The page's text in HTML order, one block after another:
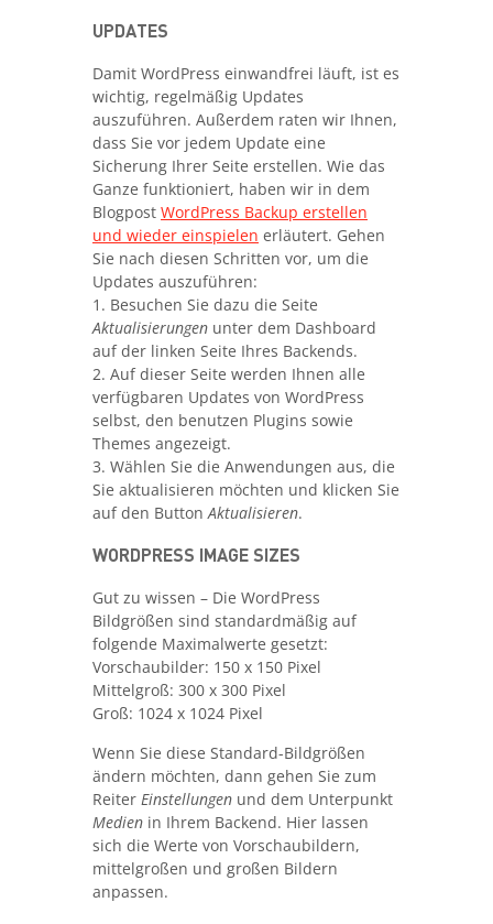
UPDATES
Damit WordPress einwandfrei läuft, ist es
wichtig, regelmäßig Updates
auszuführen. Außerdem raten wir Ihnen,
dass Sie vor jedem Update eine
Sicherung Ihrer Seite erstellen. Wie das
Ganze funktioniert, haben wir in dem
Blogpost WordPress Backup erstellen
und wieder einspielen erläutert. Gehen
Sie nach diesen Schritten vor, um die
Updates auszuführen:
1. Besuchen Sie dazu die Seite
Aktualisierungen unter dem Dashboard
auf der linken Seite Ihres Backends.
2. Auf dieser Seite werden Ihnen alle
verfügbaren Updates von WordPress
selbst, den benutzen Plugins sowie
Themes angezeigt.
3. Wählen Sie die Anwendungen aus, die
Sie aktualisieren möchten und klicken Sie
auf den ButtonAktualisieren.
WORDPRESS IMAGE SIZES
Gut zu wissen – Die WordPress
Bildgrößen sind standardmäßig auf
folgende Maximalwerte gesetzt:
Vorschaubilder: 150 x 150 Pixel
Mittelgroß: 300 x 300 Pixel
Groß: 1024 x 1024 Pixel
Wenn Sie diese Standard-Bildgrößen
ändern möchten, dann gehen Sie zum
Reiter Einstellungen und dem Unterpunkt
Medien in Ihrem Backend. Hier lassen
sich die Werte von Vorschaubildern,
mittelgroßen und großen Bildern
anpassen.